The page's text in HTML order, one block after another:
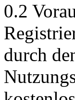
0.2
durch